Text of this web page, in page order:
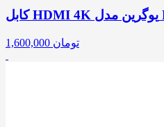
1,600,000 تومان